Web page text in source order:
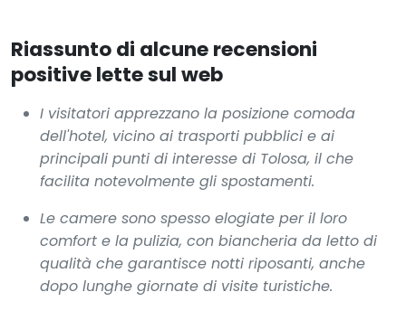
Riassunto di alcune recensioni
positive lette sul web
I visitatori apprezzano la posizione comoda
dell'hotel, vicino ai trasporti pubblici e ai
principali punti di interesse di Tolosa, il che
facilita notevolmente gli spostamenti.
Le camere sono spesso elogiate per il loro
comfort e la pulizia, con biancheria da letto di
qualità che garantisce notti riposanti, anche
dopo lunghe giornate di visite turistiche.